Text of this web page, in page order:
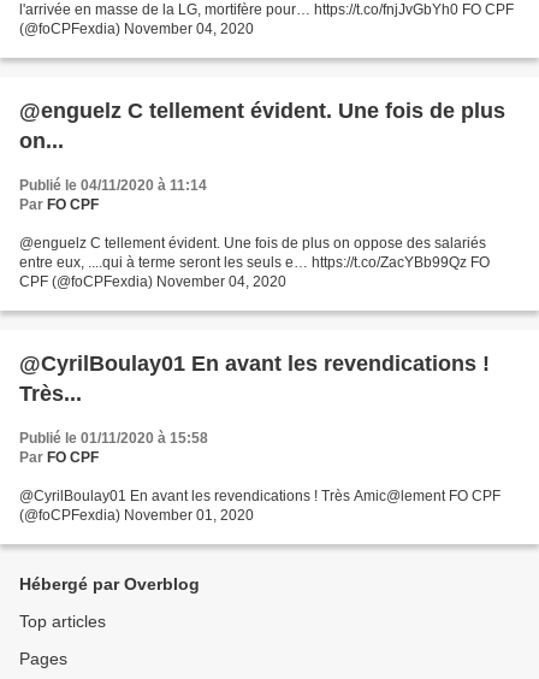
l'arrivée en masse de la LG, mortifère pour… https://t.co/fnjJvGbYh0 FO CPF
(@foCPFexdia) November 04, 2020
@enguelz C tellement évident. Une fois de plus
on...
Publié le 04/11/2020 à 11:14
Par FO CPF
@enguelz C tellement évident. Une fois de plus on oppose des salariés
entre eux, ....qui à terme seront les seuls e… https://t.co/ZacYBb99Qz FO
CPF (@foCPFexdia) November 04, 2020
@CyrilBoulay01 En avant les revendications !
Très...
Publié le 01/11/2020 à 15:58
Par FO CPF
@CyrilBoulay01 En avant les revendications ! Très Amic@lement FO CPF
(@foCPFexdia) November 01, 2020
Hébergé par Overblog
Top articles
Pages